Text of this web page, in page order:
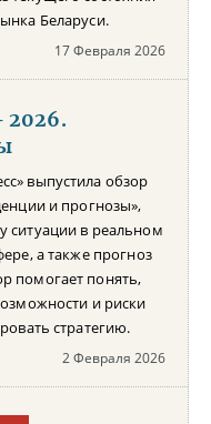
Беларуси.
17 Февраля 2026
2026.
выпустила обзор
и прогнозы»,
ситуации в реальном
а также прогноз
помогает понять,
и риски
стратегию.
2 Февраля 2026